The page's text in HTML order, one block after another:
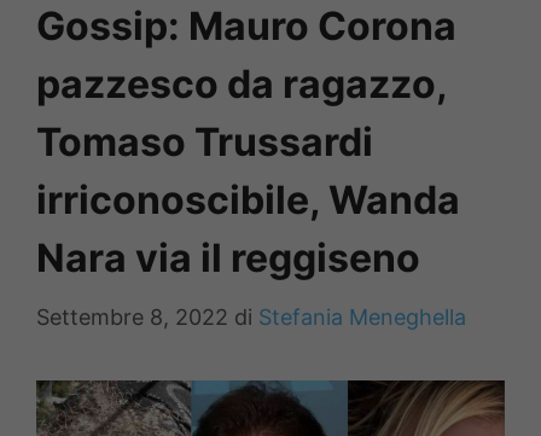
Gossip: Mauro Corona
pazzesco da ragazzo,
Tomaso Trussardi
irriconoscibile, Wanda
Nara via il reggiseno
Settembre 8, 2022 di Stefania Meneghella